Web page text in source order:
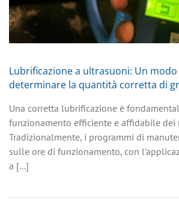
Lubrificazione a ultrasuoni: Un
determinare la quantità corretta di
Una corretta lubrificazione è
funzionamento efficiente e affidabile dei
Tradizionalmente, i programmi di
sulle ore di funzionamento, con
a [...]